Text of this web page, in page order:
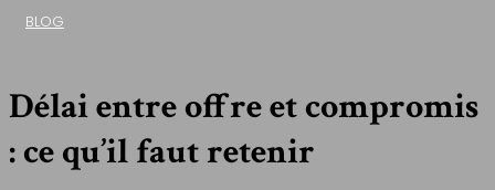
BLOG
Délai entre offre et compromis
: ce qu’il faut retenir